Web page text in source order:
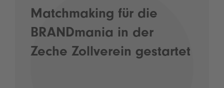
Matchmaking für die
BRANDmania in der
Zeche Zollverein gestartet